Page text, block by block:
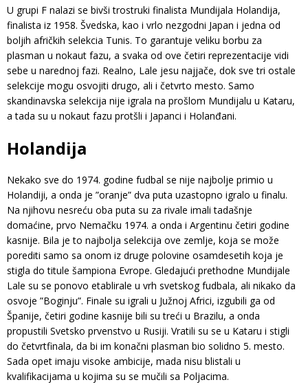
U grupi F nalazi se bivši trostruki finalista Mundijala Holandija,
finalista iz 1958. Švedska, kao i vrlo nezgodni Japan i jedna od
boljih afričkih selekcia Tunis. To garantuje veliku borbu za
plasman u nokaut fazu, a svaka od ove četiri reprezentacije vidi
sebe u narednoj fazi. Realno, Lale jesu najjače, dok sve tri ostale
selekcije mogu osvojiti drugo, ali i četvrto mesto. Samo
skandinavska selekcija nije igrala na prošlom Mundijalu u Kataru,
a tada su u nokaut fazu protšli i Japanci i Holanđani.
Holandija
Nekako sve do 1974. godine fudbal se nije najbolje primio u
Holandiji, a onda je ”oranje” dva puta uzastopno igralo u finalu.
Na njihovu nesreću oba puta su za rivale imali tadašnje
domaćine, prvo Nemačku 1974. a onda i Argentinu četiri godine
kasnije. Bila je to najbolja selekcija ove zemlje, koja se može
porediti samo sa onom iz druge polovine osamdesetih koja je
stigla do titule šampiona Evrope. Gledajući prethodne Mundijale
Lale su se ponovo etablirale u vrh svetskog fudbala, ali nikako da
osvoje ”Boginju”. Finale su igrali u Južnoj Africi, izgubili ga od
Španije, četiri godine kasnije bili su treći u Brazilu, a onda
propustili Svetsko prvenstvo u Rusiji. Vratili su se u Kataru i stigli
do četvrtfinala, da bi im konačni plasman bio solidno 5. mesto.
Sada opet imaju visoke ambicije, mada nisu blistali u
kvalifikacijama u kojima su se mučili sa Poljacima.